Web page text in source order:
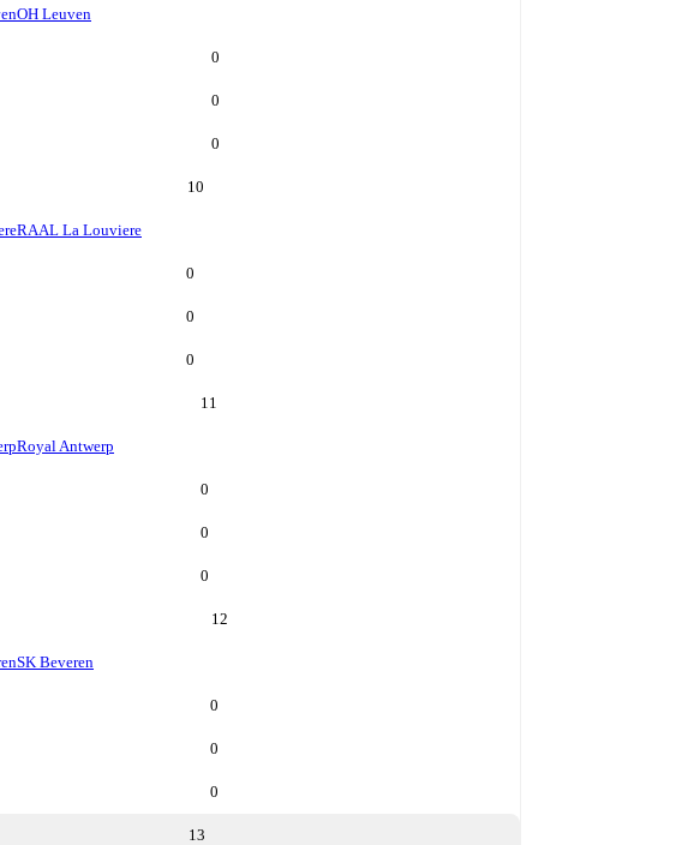
OH Leuven
0
0
0
10
RAAL La Louviere
0
0
0
11
Royal Antwerp
0
0
0
12
SK Beveren
0
0
0
13